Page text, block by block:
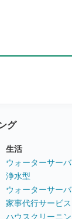
グ
生活
ウォーターサー
浄水型
ウォーターサー
家事代行サービス
ハウスクリーニ